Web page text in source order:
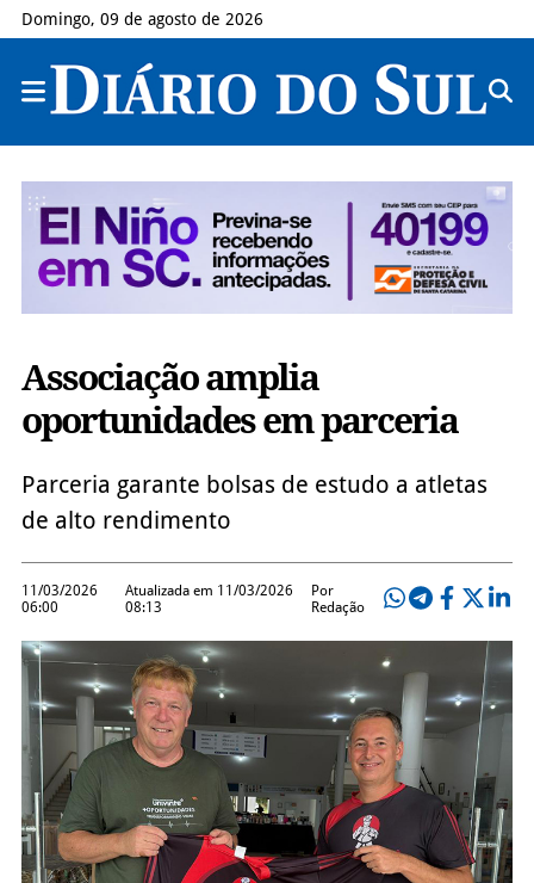
Domingo, 09 de agosto de 2026
Associação amplia
oportunidades em parceria
Parceria garante bolsas de estudo a atletas
de alto rendimento
11/03/2026
06:00
Atualizada em 11/03/2026
08:13
Por
Redação